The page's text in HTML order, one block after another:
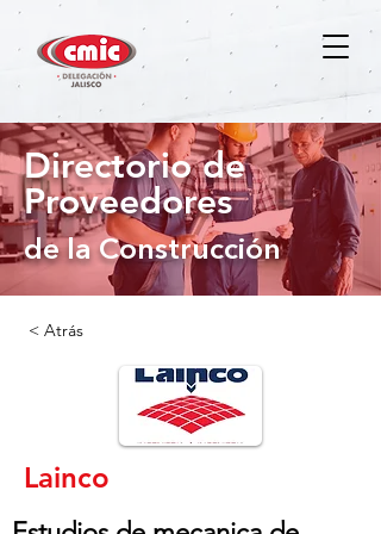
Directorio de
Proveedores
de la Construcción
< Atrás
Lainco